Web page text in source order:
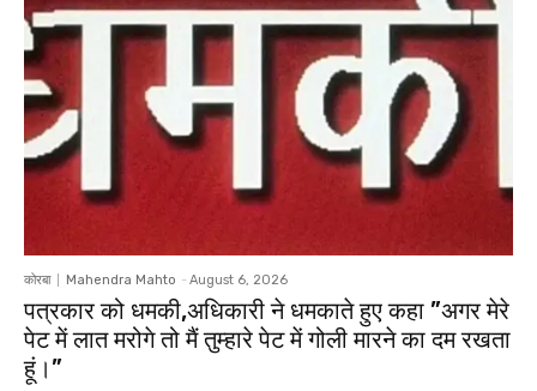
कोरबा Mahendra Mahto - August 6, 2026
पत्रकार को धमकी,अधिकारी ने धमकाते हुए कहा ”अगर मेरे
पेट में लात मरोगे तो मैं तुम्हारे पेट में गोली मारने का दम रखता
हूं।”